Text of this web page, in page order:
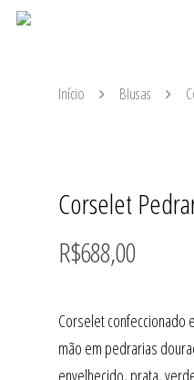
Início Blusas
Corselet
R$688,00
Corselet confeccionado
mão em pedrarias
envelhecido, prata,